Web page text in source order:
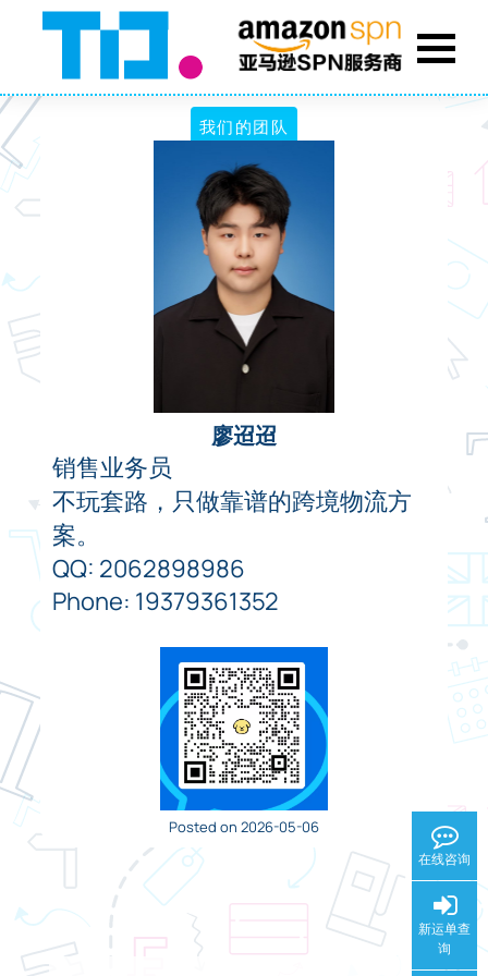
在线咨询
新运单查
询
我们的团队
廖迢迢
销售业务员
不玩套路，只做靠谱的跨境物流方
案。
QQ: 2062898986
Phone: 19379361352
Posted on 2026-05-06